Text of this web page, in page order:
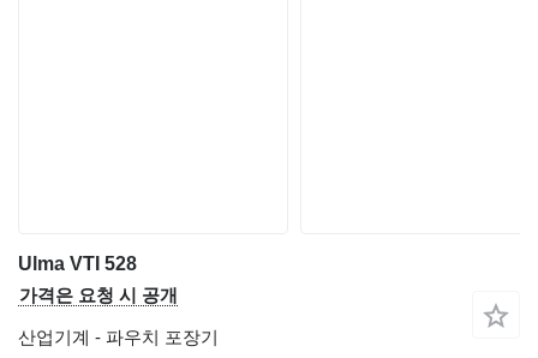
Ulma VTI 528
가격은 요청 시 공개
산업기계 - 파우치 포장기